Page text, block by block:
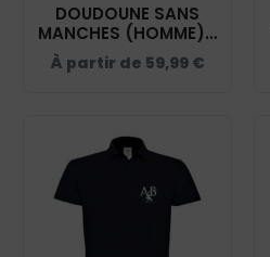
DOUDOUNE SANS
MANCHES (HOMME) -
AB.EQUITATION -
NAVY - K6113
À partir de 59,99 €